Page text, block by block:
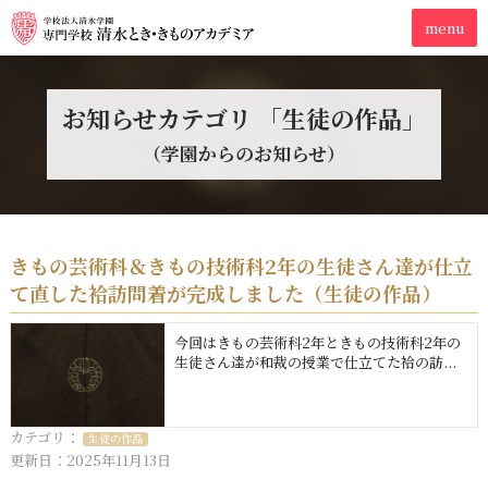
お知らせカテゴリ 「生徒の作品」
（学園からのお知らせ）
きもの芸術科＆きもの技術科2年の生徒さん達が仕立
て直した袷訪問着が完成しました（生徒の作品）
今回はきもの芸術科2年ときもの技術科2年の
生徒さん達が和裁の授業で仕立てた袷の訪...
カテゴリ： 生徒の作品
更新日：2025年11月13日